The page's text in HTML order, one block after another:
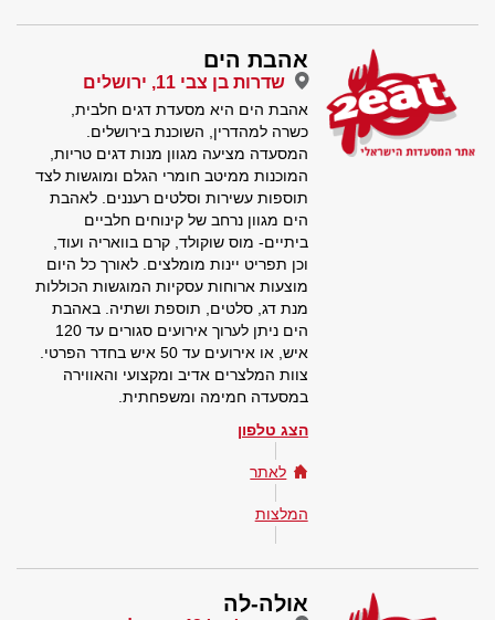
אהבת הים
שדרות בן צבי 11, ירושלים
אהבת הים היא מסעדת דגים חלבית,
כשרה למהדרין, השוכנת בירושלים.
המסעדה מציעה מגוון מנות דגים טריות,
המוכנות ממיטב חומרי הגלם ומוגשות לצד
תוספות עשירות וסלטים רעננים. לאהבת
הים מגוון נרחב של קינוחים חלביים
ביתיים- מוס שוקולד, קרם בוואריה ועוד,
וכן תפריט יינות מומלצים. לאורך כל היום
מוצעות ארוחות עסקיות המוגשות הכוללות
מנת דג, סלטים, תוספת ושתיה. באהבת
הים ניתן לערוך אירועים סגורים עד 120
איש, או אירועים עד 50 איש בחדר הפרטי.
צוות המלצרים אדיב ומקצועי והאווירה
במסעדה חמימה ומשפחתית.
הצג טלפון
לאתר
המלצות
אולה-לה